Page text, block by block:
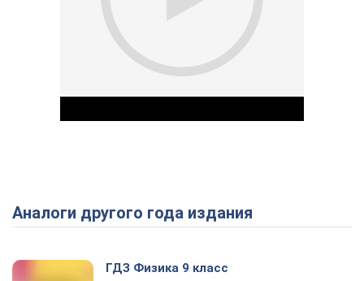
Play Video
Аналоги другого года издания
ГДЗ Физика 9 класс